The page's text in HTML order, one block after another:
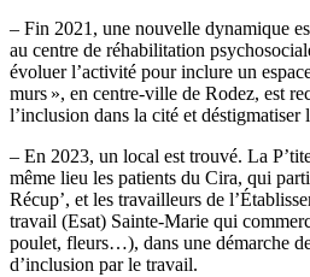
– Fin 2021, une nouvelle dynamique
au centre de réhabilitation
évoluer l’activité pour inclure un
murs », en centre-ville de Rodez, est
l’inclusion dans la cité et déstigmatiser
– En 2023, un local est trouvé. La
même lieu les patients du Cira, qui
Récup’, et les travailleurs de
travail (Esat) Sainte-Marie qui
poulet, fleurs…), dans une démarche
d’inclusion par le travail.